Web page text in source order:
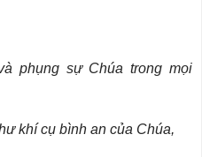
phụng sự Chúa trong mọi
khí cụ bình an của Chúa,